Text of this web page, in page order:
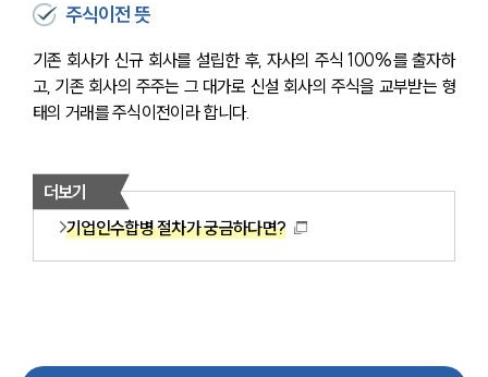
주식이전 뜻
기존 회사가 신규 회사를 설립한 후, 자사의 주식 100%를 출자하
고, 기존 회사의 주주는 그 대가로 신설 회사의 주식을 교부받는 형
태의 거래를 주식이전이라 합니다.
더보기
기업인수합병 절차가 궁금하다면?